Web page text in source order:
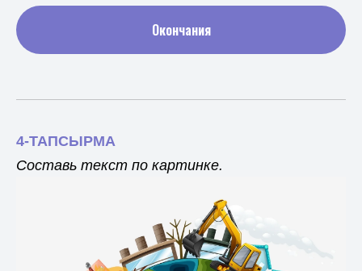
Окончания
4-ТАПСЫРМА
Составь текст по картинке.